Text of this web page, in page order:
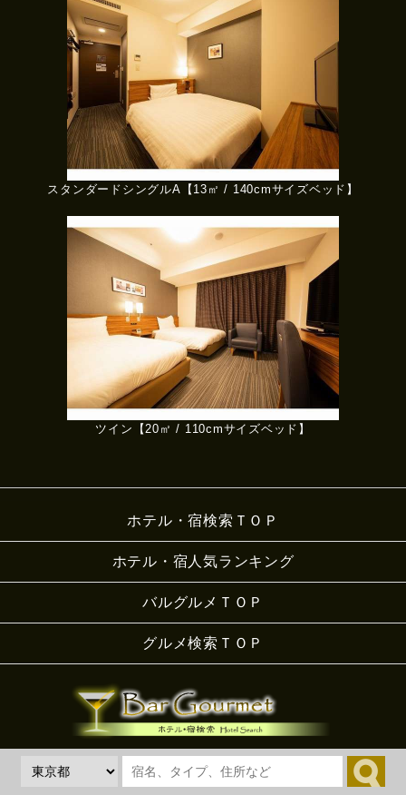
スタンダードシングルA【13㎡ / 140cmサイズベッド】
ツイン【20㎡ / 110cmサイズベッド】
ホテル・宿検索ＴＯＰ
ホテル・宿人気ランキング
バルグルメＴＯＰ
グルメ検索ＴＯＰ